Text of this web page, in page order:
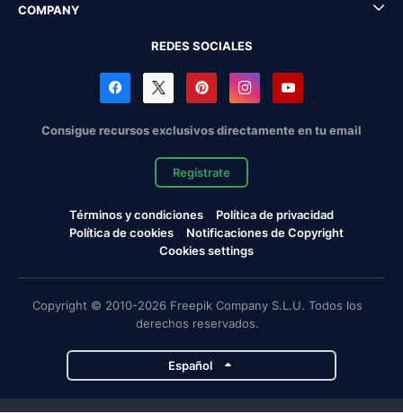
COMPANY
REDES SOCIALES
Consigue recursos exclusivos directamente en tu email
Regístrate
Términos y condiciones
Política de privacidad
Política de cookies
Notificaciones de Copyright
Cookies settings
Copyright © 2010-2026 Freepik Company S.L.U. Todos los
derechos reservados.
Español